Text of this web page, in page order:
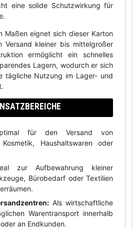
eine solide Schutzwirkung für
Maßen eignet sich dieser Karton
Versand kleiner bis mittelgroßer
ermöglicht ein schnelles
Lagern, wodurch er sich
tägliche Nutzung im Lager- und
für den Versand von
Kosmetik, Haushaltswaren oder
zur Aufbewahrung kleiner
Bürobedarf oder Textilien
Als wirtschaftliche
Warentransport innerhalb
an Endkunden.